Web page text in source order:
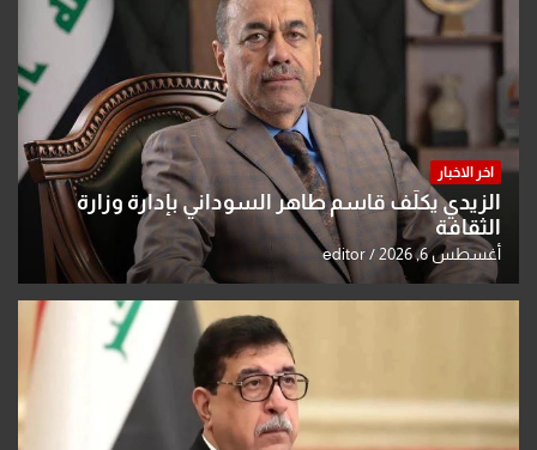
اخر الاخبار
الزيدي يكلّف قاسم طاهر السوداني بإدارة وزارة
الثقافة
أغسطس 6, 2026 editor